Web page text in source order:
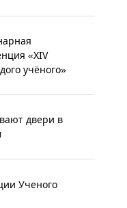
«XIV
учёного»
двери в
Ученого